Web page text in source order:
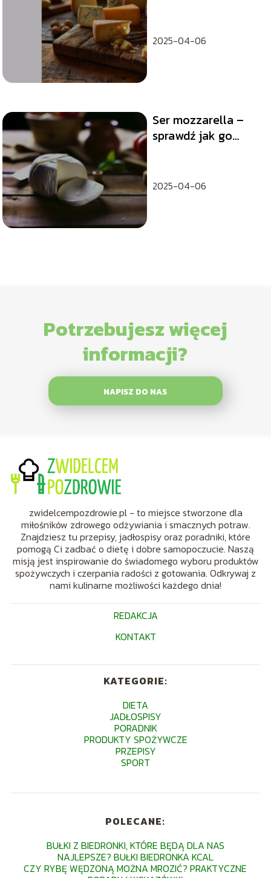
2025-04-06
Ser mozzarella –
sprawdź jak go
2025-04-06
Potrzebujesz więcej
informacji?
NAPISZ DO NAS
zwidelcempozdrowie.pl - to miejsce stworzone dla
miłośników zdrowego odżywiania i smacznych potraw.
Znajdziesz tu przepisy, jadłospisy oraz poradniki, które
pomogą Ci zadbać o dietę i dobre samopoczucie. Naszą
misją jest inspirowanie do świadomego wyboru produktów
spożywczych i czerpania radości z gotowania. Odkrywaj z
nami kulinarne możliwości każdego dnia!
REDAKCJA
KONTAKT
KATEGORIE:
DIETA
JADŁOSPISY
PORADNIK
PRODUKTY SPOŻYWCZE
PRZEPISY
SPORT
POLECANE:
BUŁKI Z BIEDRONKI, KTÓRE BĘDĄ DLA NAS
NAJLEPSZE? BUŁKI BIEDRONKA KCAL
CZY RYBĘ WĘDZONĄ MOŻNA MROZIĆ? PRAKTYCZNE